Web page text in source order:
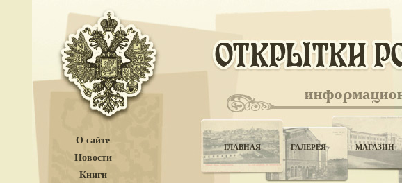
О сайте
Новости
Книги
ГЛАВНАЯ ГАЛЕРЕЯ МАГАЗИН